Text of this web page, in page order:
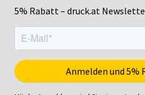
5% Rabatt – druck.at